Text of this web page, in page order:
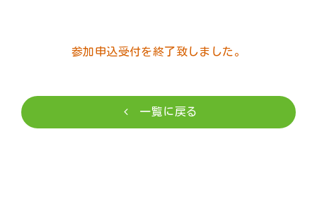
参加申込受付を終了致しました。
一覧に戻る